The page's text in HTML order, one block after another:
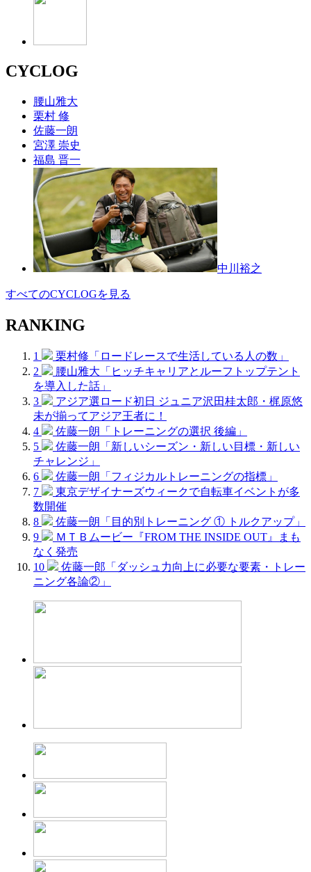
CYCLOG
腰山雅大
栗村 修
佐藤一朗
宮澤 崇史
福島 晋一
中川裕之
すべてのCYCLOGを見る
RANKING
1
栗村修「ロードレースで生活している人の数」
2
腰山雅大「ヒッチキャリアとルーフトップテント
を導入した話」
3
アジア選ロード初日 ジュニア沢田桂太郎・梶原悠
未が揃ってアジア王者に！
4
佐藤一朗「トレーニングの選択 後編」
5
佐藤一朗「新しいシーズン・新しい目標・新しい
チャレンジ」
6
佐藤一朗「フィジカルトレーニングの指標」
7
東京デザイナーズウィークで自転車イベントが多
数開催
8
佐藤一朗「目的別トレーニング ① トルクアップ」
9
ＭＴＢムービー『FROM THE INSIDE OUT』まも
なく発売
10
佐藤一郎「ダッシュ力向上に必要な要素・トレー
ニング各論②」